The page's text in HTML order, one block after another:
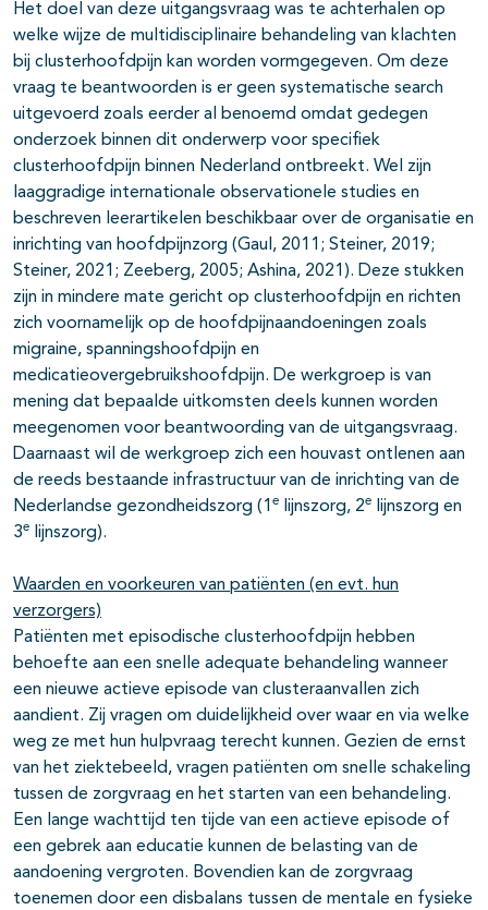
Het doel van deze uitgangsvraag was te achterhalen op
welke wijze de multidisciplinaire behandeling van klachten
bij clusterhoofdpijn kan worden vormgegeven. Om deze
vraag te beantwoorden is er geen systematische search
uitgevoerd zoals eerder al benoemd omdat gedegen
onderzoek binnen dit onderwerp voor specifiek
clusterhoofdpijn binnen Nederland ontbreekt. Wel zijn
laaggradige internationale observationele studies en
beschreven leerartikelen beschikbaar over de organisatie en
inrichting van hoofdpijnzorg (Gaul, 2011; Steiner, 2019;
Steiner, 2021; Zeeberg, 2005; Ashina, 2021). Deze stukken
zijn in mindere mate gericht op clusterhoofdpijn en richten
zich voornamelijk op de hoofdpijnaandoeningen zoals
migraine, spanningshoofdpijn en
medicatieovergebruikshoofdpijn. De werkgroep is van
mening dat bepaalde uitkomsten deels kunnen worden
meegenomen voor beantwoording van de uitgangsvraag.
Daarnaast wil de werkgroep zich een houvast ontlenen aan
de reeds bestaande infrastructuur van de inrichting van de
Nederlandse gezondheidszorg (1 e lijnszorg, 2e
lijnszorg en
3e lijnszorg).
Waarden en voorkeuren van patiënten (en evt. hun
verzorgers)
Patiënten met episodische clusterhoofdpijn hebben
behoefte aan een snelle adequate behandeling wanneer
een nieuwe actieve episode van clusteraanvallen zich
aandient. Zij vragen om duidelijkheid over waar en via welke
weg ze met hun hulpvraag terecht kunnen. Gezien de ernst
van het ziektebeeld, vragen patiënten om snelle schakeling
tussen de zorgvraag en het starten van een behandeling.
Een lange wachttijd ten tijde van een actieve episode of
een gebrek aan educatie kunnen de belasting van de
aandoening vergroten. Bovendien kan de zorgvraag
toenemen door een disbalans tussen de mentale en fysieke